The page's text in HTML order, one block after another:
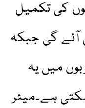
کی تکمیل
کمی آئے گی جبکہ
میں یہ
ہے۔میئر